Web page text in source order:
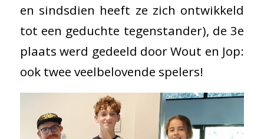
en sindsdien heeft ze zich ontwikkeld
tot een geduchte tegenstander), de 3e
plaats werd gedeeld door Wout en Jop:
ook twee veelbelovende spelers!